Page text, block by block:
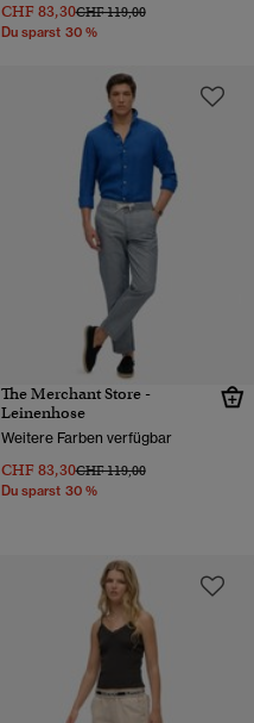
CHF 83,30Preis wurde reduziert von
CHF 119,00bis
Du sparst 30 %
The Merchant Store -
Leinenhose
Weitere Farben verfügbar
CHF 83,30Preis wurde reduziert von
CHF 119,00bis
Du sparst 30 %